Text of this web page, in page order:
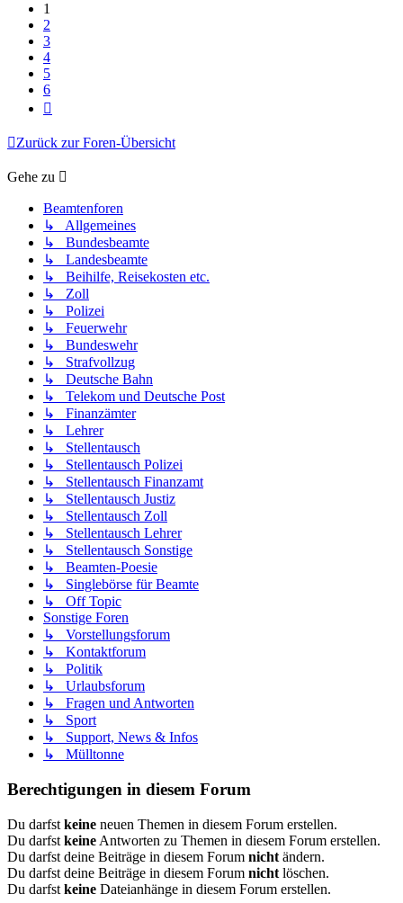
1
2
3
4
5
6
Zurück zur Foren-Übersicht
Gehe zu
Beamtenforen
↳ Allgemeines
↳ Bundesbeamte
↳ Landesbeamte
↳ Beihilfe, Reisekosten etc.
↳ Zoll
↳ Polizei
↳ Feuerwehr
↳ Bundeswehr
↳ Strafvollzug
↳ Deutsche Bahn
↳ Telekom und Deutsche Post
↳ Finanzämter
↳ Lehrer
↳ Stellentausch
↳ Stellentausch Polizei
↳ Stellentausch Finanzamt
↳ Stellentausch Justiz
↳ Stellentausch Zoll
↳ Stellentausch Lehrer
↳ Stellentausch Sonstige
↳ Beamten-Poesie
↳ Singlebörse für Beamte
↳ Off Topic
Sonstige Foren
↳ Vorstellungsforum
↳ Kontaktforum
↳ Politik
↳ Urlaubsforum
↳ Fragen und Antworten
↳ Sport
↳ Support, News & Infos
↳ Mülltonne
Berechtigungen in diesem Forum
Du darfst keine neuen Themen in diesem Forum erstellen.
Du darfst keine Antworten zu Themen in diesem Forum erstellen.
Du darfst deine Beiträge in diesem Forum nicht ändern.
Du darfst deine Beiträge in diesem Forum nicht löschen.
Du darfst keine Dateianhänge in diesem Forum erstellen.